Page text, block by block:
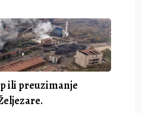
ili preuzimanje